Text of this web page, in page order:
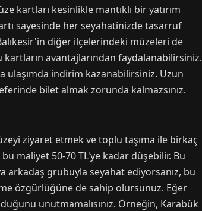
kartları kesinlikle mantıklı bir yatırım
sayesinde her seyahatinizde tasarruf
diğer ilçelerindeki müzeleri de
avantajlarından faydalanabilirsiniz.
ulaşımda indirim kazanabilirsiniz. Uzun
bilet almak zorunda kalmazsınız.
ziyaret etmek ve toplu taşıma ile birkaç
maliyet 50-70 TL'ye kadar düşebilir. Bu
arkadaş grubuyla seyahat ediyorsanız, bu
özgürlüğüne de sahip olursunuz. Eğer
unutmamalısınız. Örneğin, Karabük